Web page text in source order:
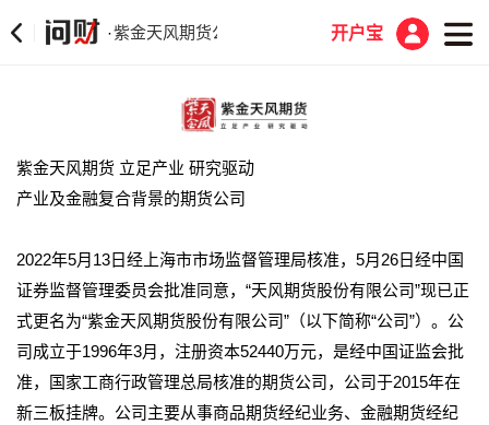
·紫金天风期货公司介绍 开户宝
紫金天风期货 立足产业 研究驱动
产业及金融复合背景的期货公司
2022年5月13日经上海市市场监督管理局核准，5月26日经中国
证券监督管理委员会批准同意，“天风期货股份有限公司”现已正
式更名为“紫金天风期货股份有限公司”（以下简称“公司”）。公
司成立于1996年3月，注册资本52440万元，是经中国证监会批
准，国家工商行政管理总局核准的期货公司，公司于2015年在
新三板挂牌。公司主要从事商品期货经纪业务、金融期货经纪